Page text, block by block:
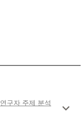
연구자 주제 분석